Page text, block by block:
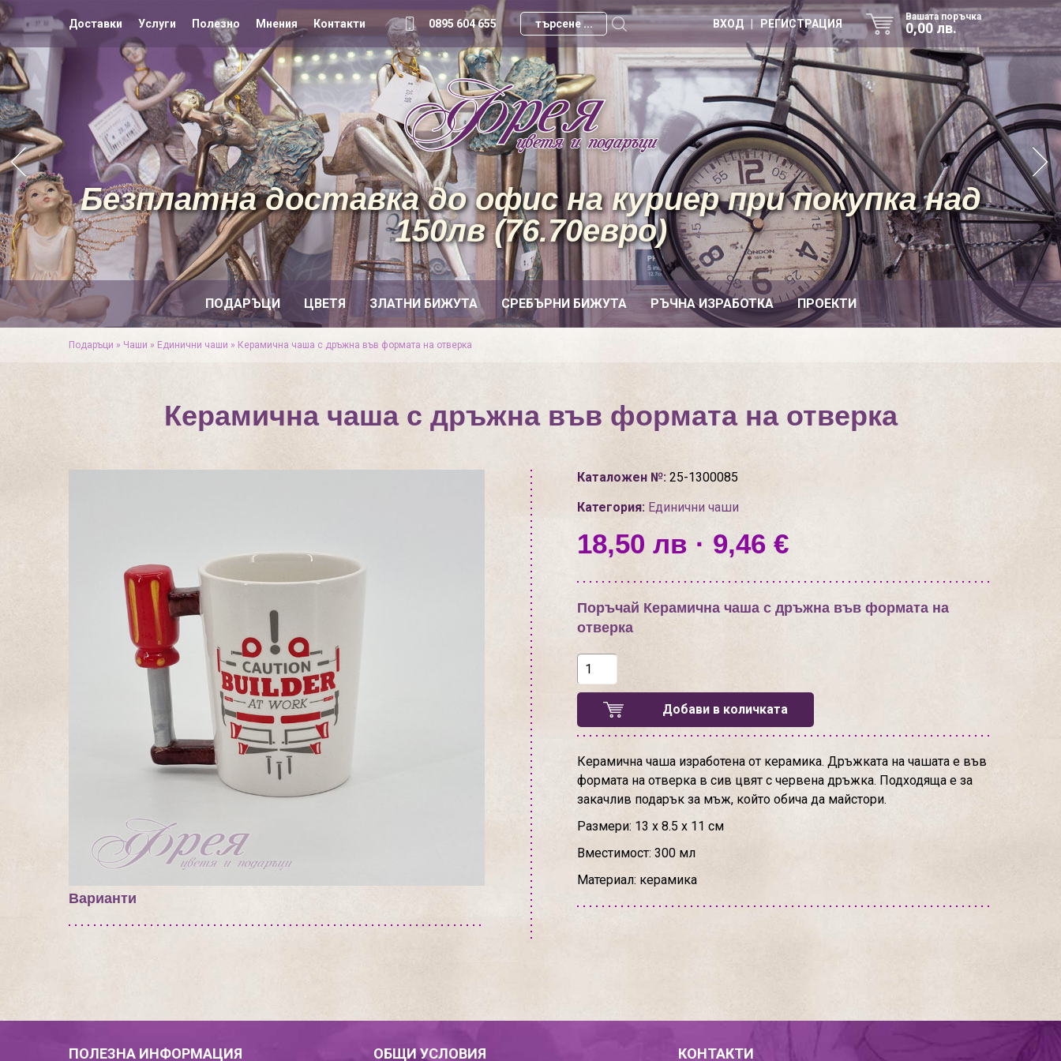
Доставки Услуги Полезно Мнения Контакти 0895 604 655
Вашата поръчка
0,00 лв.
ВХОД | РЕГИСТРАЦИЯ
ПОДАРЪЦИ ЦВЕТЯ ЗЛАТНИ БИЖУТА СРЕБЪРНИ БИЖУТА РЪЧНА ИЗРАБОТКА ПРОЕКТИ
Безплатна доставка до офис на куриер при покупка над
150лв (76.70евро)
Подаръци » Чаши » Единични чаши » Керамична чаша с дръжна във формата на отверка
Керамична чаша с дръжна във формата на отверка
Варианти
Каталожен №:25-1300085
Категория: Единични чаши
18,50 лв · 9,46 €
Поръчай Керамична чаша с дръжна във формата на
отверка
Добави в количката
Керамична чаша изработена от керамика. Дръжката на чашата е във
формата на отверка в сив цвят с червена дръжка. Подходяща е за
закачлив подарък за мъж, който обича да майстори.
Размери: 13 х 8.5 х 11 см
Вместимост: 300 мл
Материал: керамика
ПОЛЕЗНА ИНФОРМАЦИЯ ОБЩИ УСЛОВИЯ КОНТАКТИ